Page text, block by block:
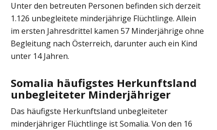
Unter den betreuten Personen befinden sich derzeit
1.126 unbegleitete minderjährige Flüchtlinge. Allein
im ersten Jahresdrittel kamen 57 Minderjährige ohne
Begleitung nach Österreich, darunter auch ein Kind
unter 14 Jahren.
Somalia häufigstes Herkunftsland
unbegleiteter Minderjähriger
Das häufigste Herkunftsland unbegleiteter
minderjähriger Flüchtlinge ist Somalia. Von den 16